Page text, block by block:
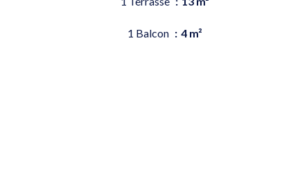
1 Balcon 4 m²